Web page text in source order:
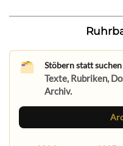
Stöbern statt suchen
Texte, Rubriken,
Archiv.